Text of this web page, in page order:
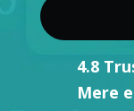
4.8
Mere